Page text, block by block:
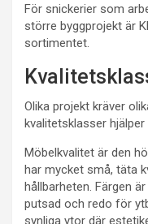
För snickerier som
större byggprojekt är
sortimentet.
Olika projekt kräver
kvalitetsklasser
Möbelkvalitet är den
har mycket små, täta
hållbarheten. Färgen
putsad och redo för
synliga ytor där